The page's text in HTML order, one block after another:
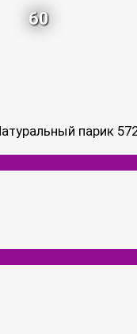
60
парик